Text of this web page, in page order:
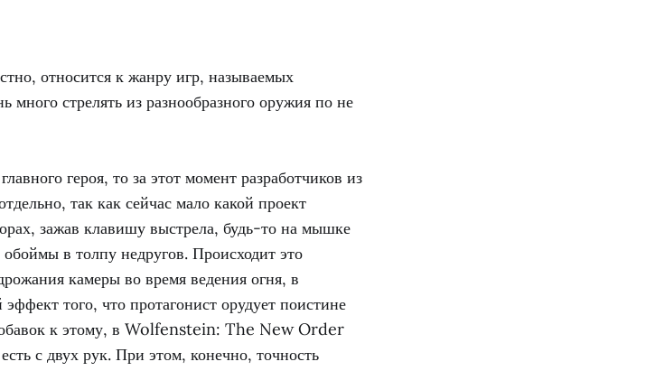
относится к жанру игр, называемых
много стрелять из разнообразного оружия по не
героя, то за этот момент разработчиков из
так как сейчас мало какой проект
зажав клавишу выстрела, будь-то на мышке
в толпу недругов. Происходит это
камеры во время ведения огня, в
того, что протагонист орудует поистине
к этому, в Wolfenstein: The New Order
с двух рук. При этом, конечно, точность